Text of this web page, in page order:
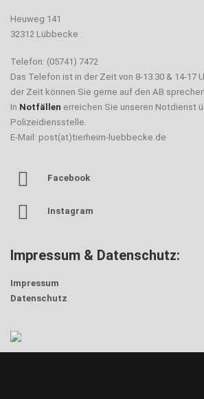
Heuweg 141
32312 Lübbecke
Telefon: (05741) 7472
Das Telefon ist in der Zeit von 8-13.30 & 14-17
der Zeit können Sie gerne auf den AB
In Notfällen erreichen Sie unseren Notdienst
Polizeidiensstelle.
E-Mail: post(at)tierheim-luebbecke.de
Facebook
Instagram
Impressum & Datenschutz:
Impressum
Datenschutz